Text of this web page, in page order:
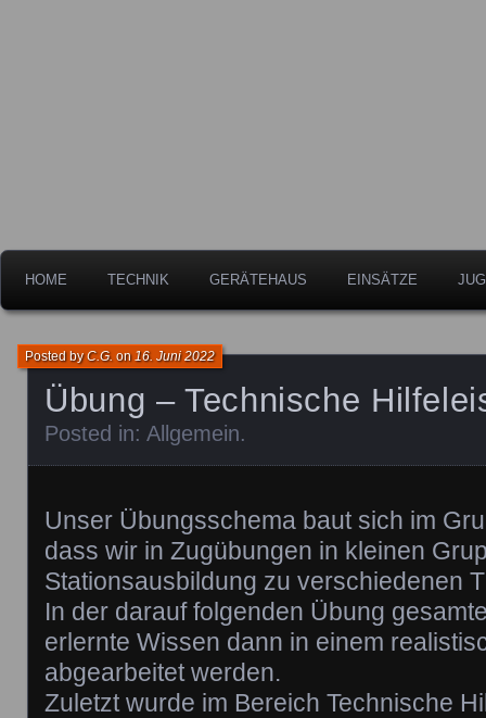
HOME TECHNIK GERÄTEHAUS EINSÄTZE
Übung – Technische
Posted byC.G. on16. Juni 2022
Posted in: Allgemein.
Unser Übungsschema baut sich im
dass wir in Zugübungen in kleinen
Stationsausbildung zu verschiedenen
In der darauf folgenden Übung
erlernte Wissen dann in einem
abgearbeitet werden.
Zuletzt wurde im Bereich Technische